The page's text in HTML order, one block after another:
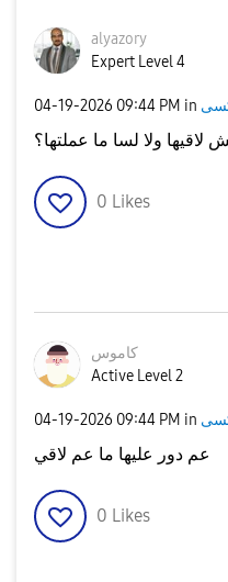
alyazory
Expert Level 4
‎04-19-2026 09:44 PM in
لاقيها ولا لسا ما عملتها؟
0 Likes
كاموس
Active Level 2
‎04-19-2026 09:44 PM in
عم دور عليها ما عم لاقي
0 Likes